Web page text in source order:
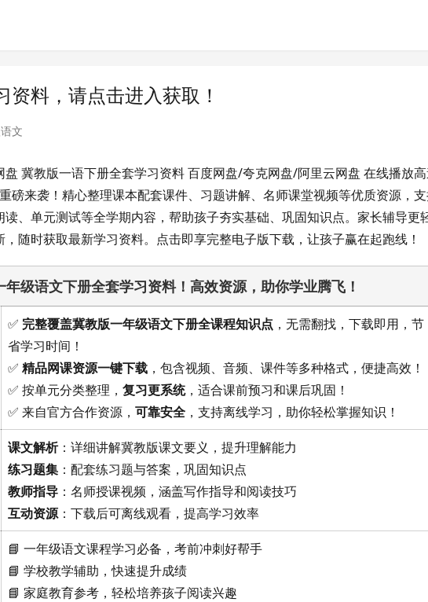
料，请点击进入获取！
文
冀教版一语下册全套学习资料 百度网盘/夸克网盘/阿里云网盘 在线播放
磅来袭！精心整理课本配套课件、习题讲解、名师课堂视频等优质资源，
、单元测试等全学期内容，帮助孩子夯实基础、巩固知识点。家长辅导更
随时获取最新学习资料。点击即享完整电子版下载，让孩子赢在起跑线！
级语文下册全套学习资料！高效资源，助你学业腾飞！
✅ 完整覆盖冀教版一年级语文下册全课程知识点 ，无需翻找，下载即用，节
省学习时间！
✅ 精品网课资源一键下载 ，包含视频、音频、课件等多种格式，便捷高效！
✅ 按单元分类整理， 复习更系统，适合课前预习和课后巩固！
✅ 来自官方合作资源， 可靠安全 ，支持离线学习，助你轻松掌握知识！
课文解析：详细讲解冀教版课文要义，提升理解能力
练习题集 ：配套练习题与答案，巩固知识点
教师指导 ：名师授课视频，涵盖写作指导和阅读技巧
互动资源：下载后可离线观看，提高学习效率
📘 一年级语文课程学习必备，考前冲刺好帮手
📘 学校教学辅助，快速提升成绩
📘 家庭教育参考，轻松培养孩子阅读兴趣